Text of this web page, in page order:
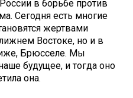
в борьбе против
Сегодня есть многие
жертвами
Востоке, но и в
Брюсселе. Мы
будущее, и тогда оно
она.